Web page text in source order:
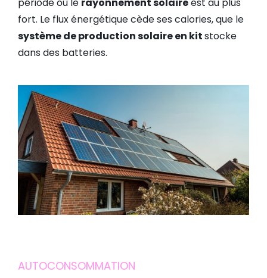
fort. Le flux énergétique cède ses calories, que le
système de production solaire en kitstocke
dans des batteries.
AUTOCONSOMMATION